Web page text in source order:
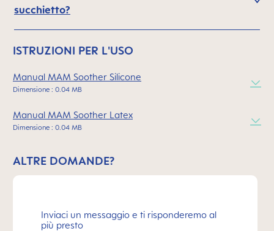
succhietto?
ISTRUZIONI PER L'USO
Manual MAM Soother Silicone
Dimensione : 0.04 MB
Manual MAM Soother Latex
Dimensione : 0.04 MB
ALTRE DOMANDE?
Inviaci un messaggio e ti risponderemo al
più presto